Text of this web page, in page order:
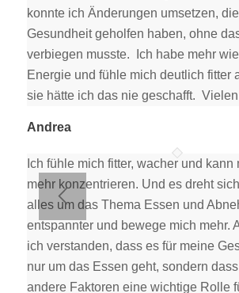
konnte ich Änderungen umsetzen,
Gesundheit geholfen haben, ohne
verbiegen musste. Ich habe mehr
Energie und fühle mich deutlich fitter
sie hätte ich das nie geschafft.
Andrea
Ich fühle mich fitter, wacher und kann
mehr konzentrieren. Und es dreht
alles um das Thema Essen und
entspannter und bewege mich mehr.
ich verstanden, dass es für meine
nur um das Essen geht, sondern
andere Faktoren eine wichtige Rolle